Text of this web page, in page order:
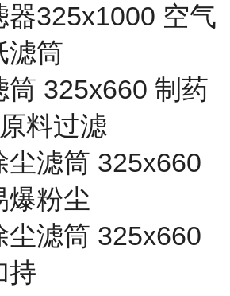
器325x1000 空气
滤筒
筒 325x660 制药
料过滤
尘滤筒 325x660
爆粉尘
尘滤筒 325x660
持